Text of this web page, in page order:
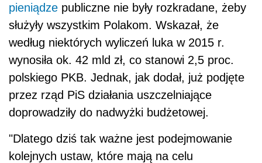
pieniądze publiczne nie były rozkradane, żeby
służyły wszystkim Polakom. Wskazał, że
według niektórych wyliczeń luka w 2015 r.
wynosiła ok. 42 mld zł, co stanowi 2,5 proc.
polskiego PKB. Jednak, jak dodał, już podjęte
przez rząd PiS działania uszczelniające
doprowadziły do nadwyżki budżetowej.
"Dlatego dziś tak ważne jest podejmowanie
kolejnych ustaw, które mają na celu